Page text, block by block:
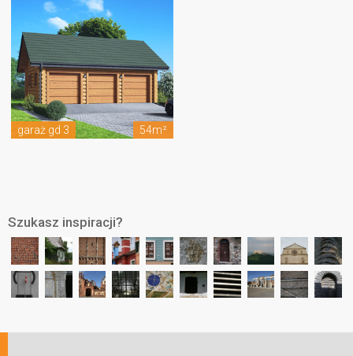
garaż gd 3 54m²
Szukasz inspiracji?